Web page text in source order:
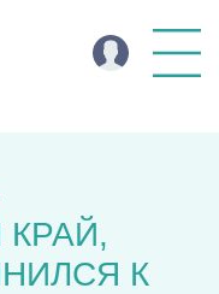
К